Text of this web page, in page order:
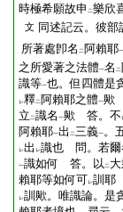
時極希願故申 二樂欣
文 同述記云。彼部
所著處卽名 二 阿賴耶一
之所愛著之法體一名 二
識等一也。但四體是
レ釋二 阿賴耶之體一歟
立 二識名 一歟 答。不
阿賴耶一出 二三義一。
レ出 レ識也 問。若爾
一識如何 答。以 二
賴耶等如何可レ訓耶
レ訓歟。唯識論。是